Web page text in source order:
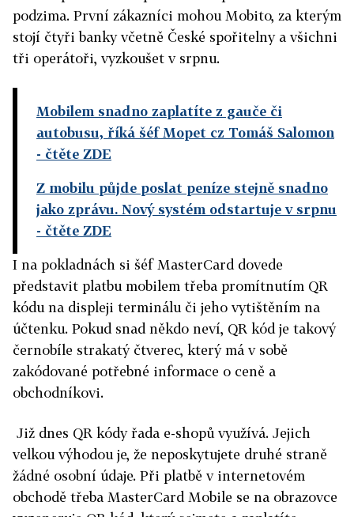
podzima. První zákazníci mohou Mobito, za kterým
stojí čtyři banky včetně České spořitelny a všichni
tři operátoři, vyzkoušet v srpnu.
Mobilem snadno zaplatíte z gauče či
autobusu, říká šéf Mopet cz Tomáš Salomon
- čtěte ZDE
Z mobilu půjde poslat peníze stejně snadno
jako zprávu. Nový systém odstartuje v srpnu
- čtěte ZDE
I na pokladnách si šéf MasterCard dovede
představit platbu mobilem třeba promítnutím QR
kódu na displeji terminálu či jeho vytištěním na
účtenku. Pokud snad někdo neví, QR kód je takový
černobíle strakatý čtverec, který má v sobě
zakódované potřebné informace o ceně a
obchodníkovi.
Již dnes QR kódy řada e-shopů využívá. Jejich
velkou výhodou je, že neposkytujete druhé straně
žádné osobní údaje. Při platbě v internetovém
obchodě třeba MasterCard Mobile se na obrazovce